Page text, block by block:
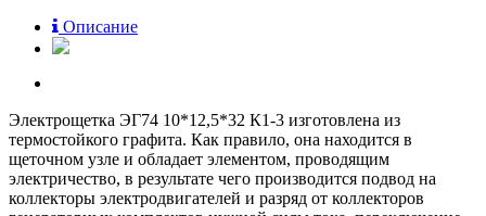
Описание
Электрощетка ЭГ74 10*12,5*32 К1-3 изготовлена из
термостойкого графита. Как правило, она находится в
щеточном узле и обладает элементом, проводящим
электричество, в результате чего производится подвод на
коллекторы электродвигателей и разряд от коллекторов